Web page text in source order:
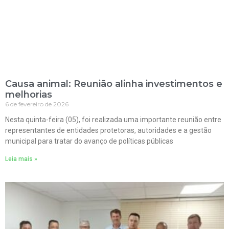
Causa animal: Reunião alinha investimentos e
melhorias
6 de fevereiro de 2026
Nesta quinta-feira (05), foi realizada uma importante reunião entre
representantes de entidades protetoras, autoridades e a gestão
municipal para tratar do avanço de políticas públicas
Leia mais »